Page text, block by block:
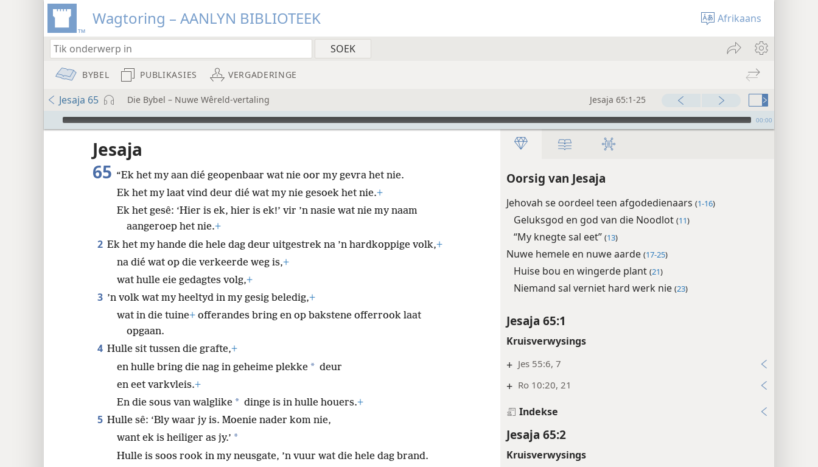
Wagtoring – AANLYN BIBLIOTEEK Afrikaans
BYBEL PUBLIKASIES VERGADERINGE
Jesaja 65 Die Bybel – Nuwe Wêreld-vertaling Jesaja 65:1-25
Audio Player 00:00
Oorsig van Jesaja
Jehovah se oordeel teen afgodedienaars (1-16)
Geluksgod en god van die Noodlot (11)
“My knegte sal eet” (13)
Nuwe hemele en nuwe aarde (17-25)
Huise bou en wingerde plant (21)
Niemand sal verniet hard werk nie (23)
Jesaja 65:1
Kruisverwysings
+ Jes 55:6, 7
+ Ro 10:20, 21
Indekse
Jesaja 65:2
Kruisverwysings
Jesaja
65 “Ek het my aan dié geopenbaar wat nie oor my gevra het nie.
Ek het my laat vind deur dié wat my nie gesoek het nie.+
Ek het gesê: ‘Hier is ek, hier is ek!’ vir ’n nasie wat nie my naam
aangeroep het nie.+
2 Ek het my hande die hele dag deur uitgestrek na ’n hardkoppige volk,+
na dié wat op die verkeerde weg is,+
wat hulle eie gedagtes volg,+
3 ’n volk wat my heeltyd in my gesig beledig,+
wat in die tuine+ offerandes bring en op bakstene offerrook laat
opgaan.
4 Hulle sit tussen die grafte,+
en hulle bring die nag in geheime plekke * deur
en eet varkvleis.+
En die sous van walglike * dinge is in hulle houers.+
5 Hulle sê: ‘Bly waar jy is. Moenie nader kom nie,
want ek is heiliger as jy.’ *
Hulle is soos rook in my neusgate, ’n vuur wat die hele dag brand.